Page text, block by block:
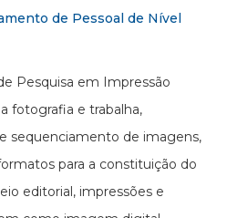
de Pessoal de Nível
Pesquisa em Impressão
fotografia e trabalha,
sequenciamento de imagens,
para a constituição do
editorial, impressões e